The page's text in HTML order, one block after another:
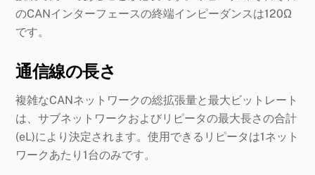
のCANインターフェースの終端インピーダンスは120Ω
です。
通信線の長さ
複雑なCANネットワークの総拡張量と最大ビットレート
は、サブネットワークおよびリピータの最大長さの合計
(eL)により決定されます。使用できるリピータは1ネット
ワークあたり1台のみです。